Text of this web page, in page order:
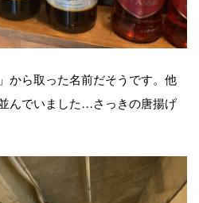
から取った名前だそうです。他
んでいました…さっきの唐揚げ